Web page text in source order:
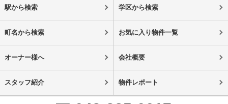
駅から検索 学区から検索
町名から検索 お気に入り物件一覧
オーナー様へ 会社概要
スタッフ紹介 物件レポート